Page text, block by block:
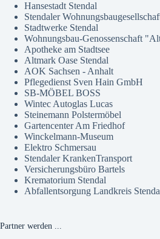
Hansestadt Stendal
Stendaler
Stadtwerke Stendal
Wohnungsbau-Genossenschaft
Apotheke am Stadtsee
Altmark Oase Stendal
AOK Sachsen - Anhalt
Pflegedienst Sven Hain GmbH
SB-MÖBEL BOSS
Wintec Autoglas Lucas
Steinemann Polstermöbel
Gartencenter Am Friedhof
Winckelmann-Museum
Elektro Schmersau
Stendaler KrankenTransport
Versicherungsbüro Bartels
Krematorium Stendal
Abfallentsorgung Landkreis
Partner werden ...